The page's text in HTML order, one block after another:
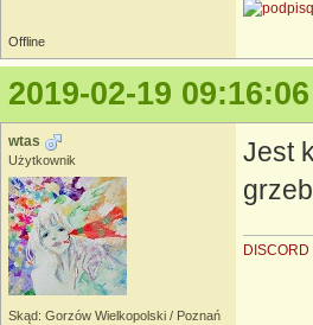
Offline
2019-02-19 09:16:06
wtas
Użytkownik
Skąd: Gorzów Wielkopolski / Poznań
Jest
DISCORD